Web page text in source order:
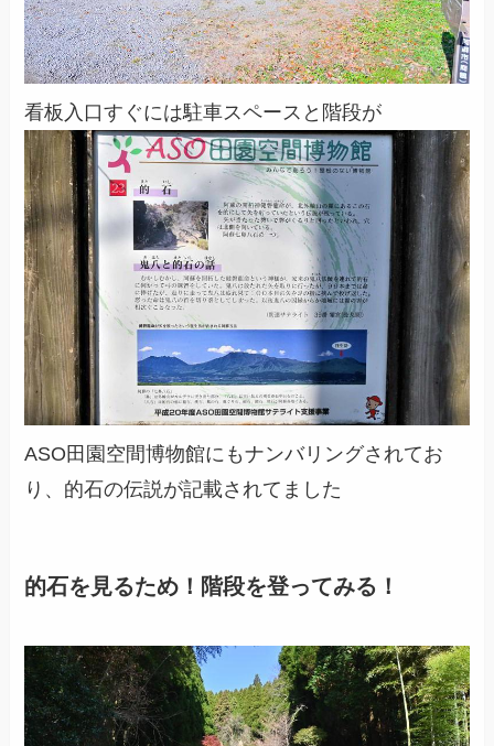
看板入口すぐには駐車スペースと階段が
ASO田園空間博物館にもナンバリングされてお
り、的石の伝説が記載されてました
的石を見るため！階段を登ってみる！